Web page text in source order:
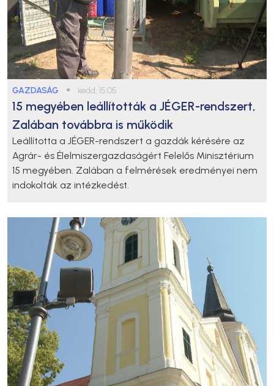
GAZDASÁG ● kedd, 15:05
15 megyében leállították a JÉGER-rendszert,
Zalában továbbra is működik
Leállította a JÉGER-rendszert a gazdák kérésére az
Agrár- és Élelmiszergazdaságért Felelős Minisztérium
15 megyében. Zalában a felmérések eredményei nem
indokolták az intézkedést.